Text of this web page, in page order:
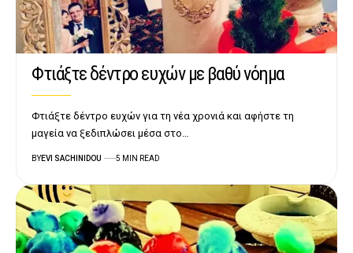
Φτιάξτε δέντρο ευχών με βαθύ νόημα
Φτιάξτε δέντρο ευχών για τη νέα χρονιά και αφήστε τη
μαγεία να ξεδιπλώσει μέσα στο…
BYEVI SACHINIDOU 5 MIN READ